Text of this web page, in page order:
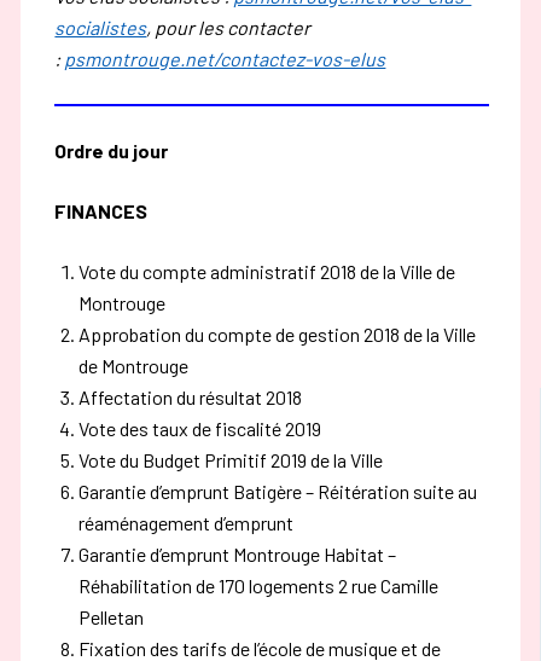
socialistes, pour les contacter
:psmontrouge.net/contactez-vos-elus
Ordre du jour
FINANCES
Vote du compte administratif 2018 de la Ville de
Montrouge
Approbation du compte de gestion 2018 de la Ville
de Montrouge
Affectation du résultat 2018
Vote des taux de fiscalité 2019
Vote du Budget Primitif 2019 de la Ville
Garantie d’emprunt Batigère – Réitération suite au
réaménagement d’emprunt
Garantie d’emprunt Montrouge Habitat –
Réhabilitation de 170 logements 2 rue Camille
Pelletan
Fixation des tarifs de l’école de musique et de